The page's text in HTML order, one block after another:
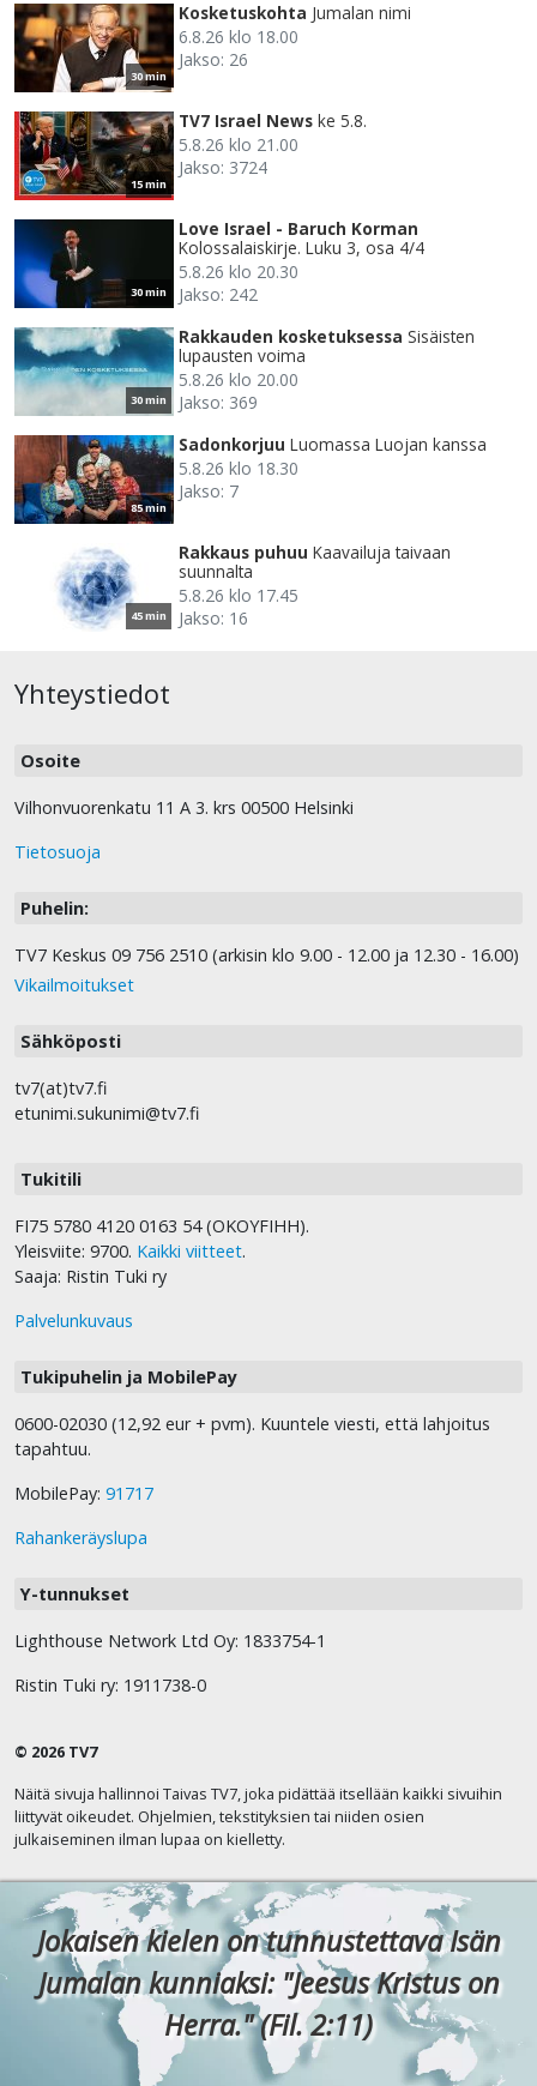
30 min
Kosketuskohta Jumalan nimi
6.8.26 klo 18.00
Jakso: 26
15 min
TV7 Israel News ke 5.8.
5.8.26 klo 21.00
Jakso: 3724
30 min
Love Israel - Baruch Korman
Kolossalaiskirje. Luku 3, osa 4/4
5.8.26 klo 20.30
Jakso: 242
30 min
Rakkauden kosketuksessa Sisäisten
lupausten voima
5.8.26 klo 20.00
Jakso: 369
85 min
Sadonkorjuu Luomassa Luojan kanssa
5.8.26 klo 18.30
Jakso: 7
45 min
Rakkaus puhuu Kaavailuja taivaan
suunnalta
5.8.26 klo 17.45
Jakso: 16
Yhteystiedot
Osoite
Vilhonvuorenkatu 11 A 3. krs 00500 Helsinki
Tietosuoja
Puhelin:
TV7 Keskus 09 756 2510 (arkisin klo 9.00 - 12.00 ja 12.30 - 16.00)
Vikailmoitukset
Sähköposti
tv7(at)tv7.fi
etunimi.sukunimi@tv7.fi
Tukitili
FI75 5780 4120 0163 54 (OKOYFIHH).
Yleisviite: 9700. Kaikki viitteet.
Saaja: Ristin Tuki ry
Palvelunkuvaus
Tukipuhelin ja MobilePay
0600-02030 (12,92 eur + pvm). Kuuntele viesti, että lahjoitus
tapahtuu.
MobilePay: 91717
Rahankeräyslupa
Y-tunnukset
Lighthouse Network Ltd Oy: 1833754-1
Ristin Tuki ry: 1911738-0
© 2026 TV7
Näitä sivuja hallinnoi Taivas TV7, joka pidättää itsellään kaikki sivuihin
liittyvät oikeudet. Ohjelmien, tekstityksien tai niiden osien
julkaiseminen ilman lupaa on kielletty.
Jokaisen kielen on tunnustettava Isän
Jumalan kunniaksi: "Jeesus Kristus on
Herra." (Fil. 2:11)